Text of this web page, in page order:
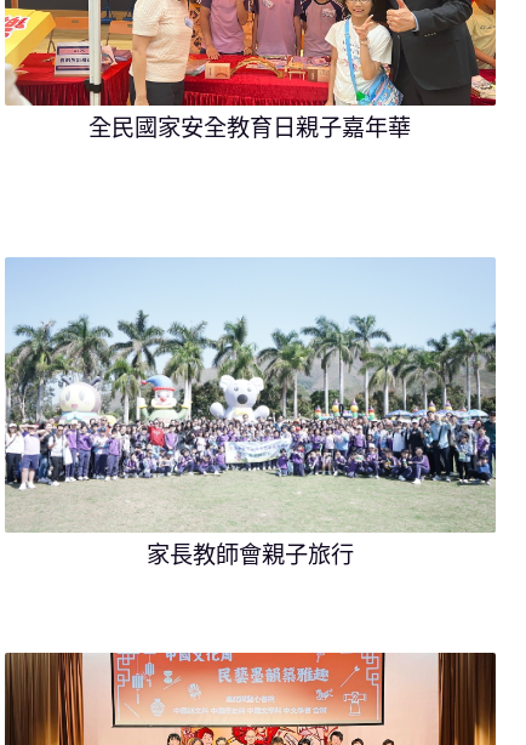
全民國家安全教育日親子嘉年華
家長教師會親子旅行